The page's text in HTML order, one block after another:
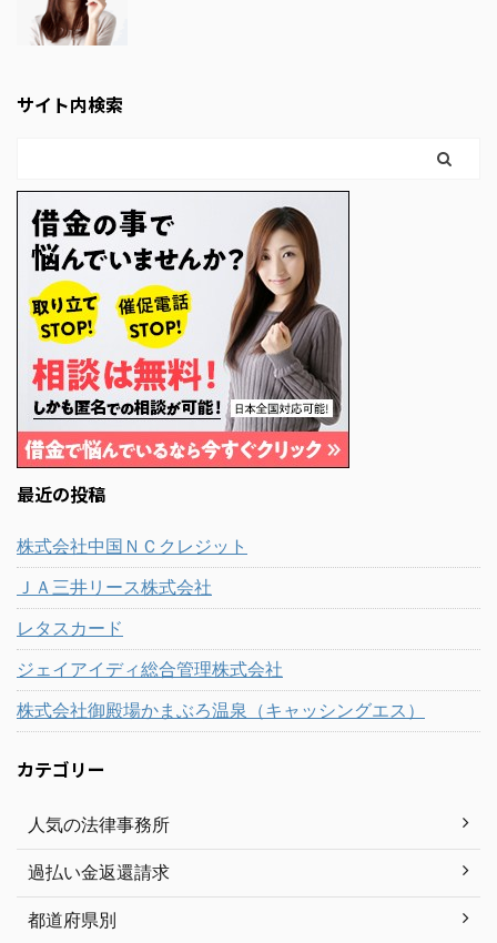
サイト内検索
最近の投稿
株式会社中国ＮＣクレジット
ＪＡ三井リース株式会社
レタスカード
ジェイアイディ総合管理株式会社
株式会社御殿場かまぶろ温泉（キャッシングエス）
カテゴリー
人気の法律事務所
過払い金返還請求
都道府県別